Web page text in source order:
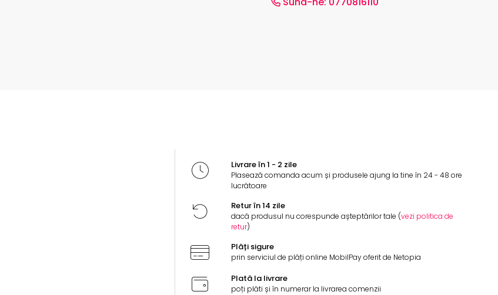
Livrare în 1 - 2 zile
Plasează comanda acum și produsele ajung la tine în 24 - 48 ore
lucrătoare
Retur în 14 zile
dacă produsul nu corespunde așteptărilor tale (vezi politica de
retur)
Plăți sigure
prin serviciul de plăți online MobilPay oferit de Netopia
Plată la livrare
poți plăti și în numerar la livrarea comenzii